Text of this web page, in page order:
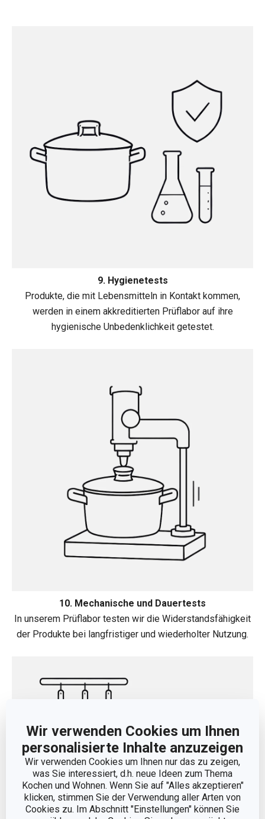
Wir verwenden Cookies um Ihnen
personalisierte Inhalte anzuzeigen
Wir verwenden Cookies um Ihnen nur das zu zeigen,
was Sie interessiert, d.h. neue Ideen zum Thema
Kochen und Wohnen. Wenn Sie auf "Alles akzeptieren"
klicken, stimmen Sie der Verwendung aller Arten von
Cookies zu. Im Abschnitt "Einstellungen" können Sie
9. Hygienetests
Produkte, die mit Lebensmitteln in Kontakt kommen,
werden in einem akkreditierten Prüflabor auf ihre
hygienische Unbedenklichkeit getestet.
10. Mechanische und Dauertests
In unserem Prüflabor testen wir die Widerstandsfähigkeit
der Produkte bei langfristiger und wiederholter Nutzung.